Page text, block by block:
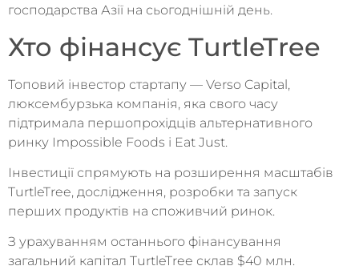
господарства Азії на сьогоднішній день.
Хто фінансує TurtleTree
Топовий інвестор стартапу — Verso Capital,
люксембурзька компанія, яка свого часу
підтримала першопрохідців альтернативного
ринку Impossible Foods і Eat Just.
Інвестиції спрямують на розширення масштабів
TurtleTree, дослідження, розробки та запуск
перших продуктів на споживчий ринок.
З урахуванням останнього фінансування
загальний капітал TurtleTree склав $40 млн.